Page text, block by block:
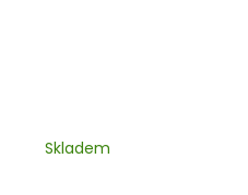
Skladem